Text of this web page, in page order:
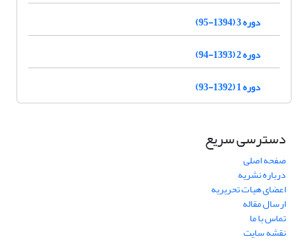
دوره 3 (1394-95)
دوره 2 (1393-94)
دوره 1 (1392-93)
دسترسی سریع
صفحه اصلی
درباره نشریه
اعضای هیات تحریریه
ارسال مقاله
تماس با ما
نقشه سایت